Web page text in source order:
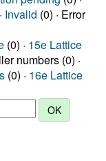
Invalid (0) · Error
(0) · 15e Lattice
numbers (0) ·
(0) · 16e Lattice